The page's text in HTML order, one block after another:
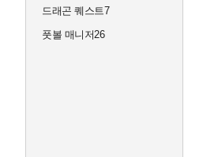
드래곤 퀘스트7
풋볼 매니저26